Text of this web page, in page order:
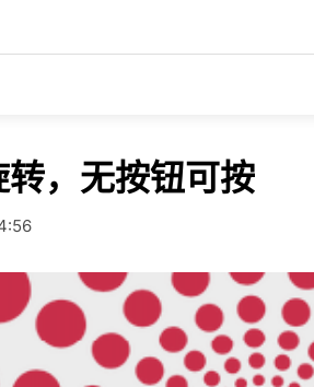
Azure
适用于私有云的 MinIO
混合云
有效的多云存储策略依赖于利用能在
HDFS迁移
使用来自MinIO的高性能、
对象存储，现代化并简化您的大数据
设施。
，无按钮可按